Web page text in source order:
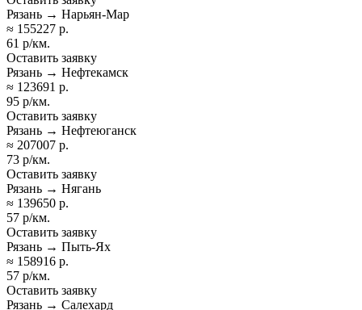
Рязань → Нарьян-Мар
≈ 155227 р.
61 р/км.
Оставить заявку
Рязань → Нефтекамск
≈ 123691 р.
95 р/км.
Оставить заявку
Рязань → Нефтеюганск
≈ 207007 р.
73 р/км.
Оставить заявку
Рязань → Нягань
≈ 139650 р.
57 р/км.
Оставить заявку
Рязань → Пыть-Ях
≈ 158916 р.
57 р/км.
Оставить заявку
Рязань → Салехард